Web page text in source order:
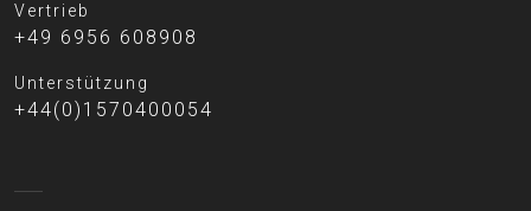
Vertrieb
+49 6956 608908
Unterstützung
+44(0)1570400054